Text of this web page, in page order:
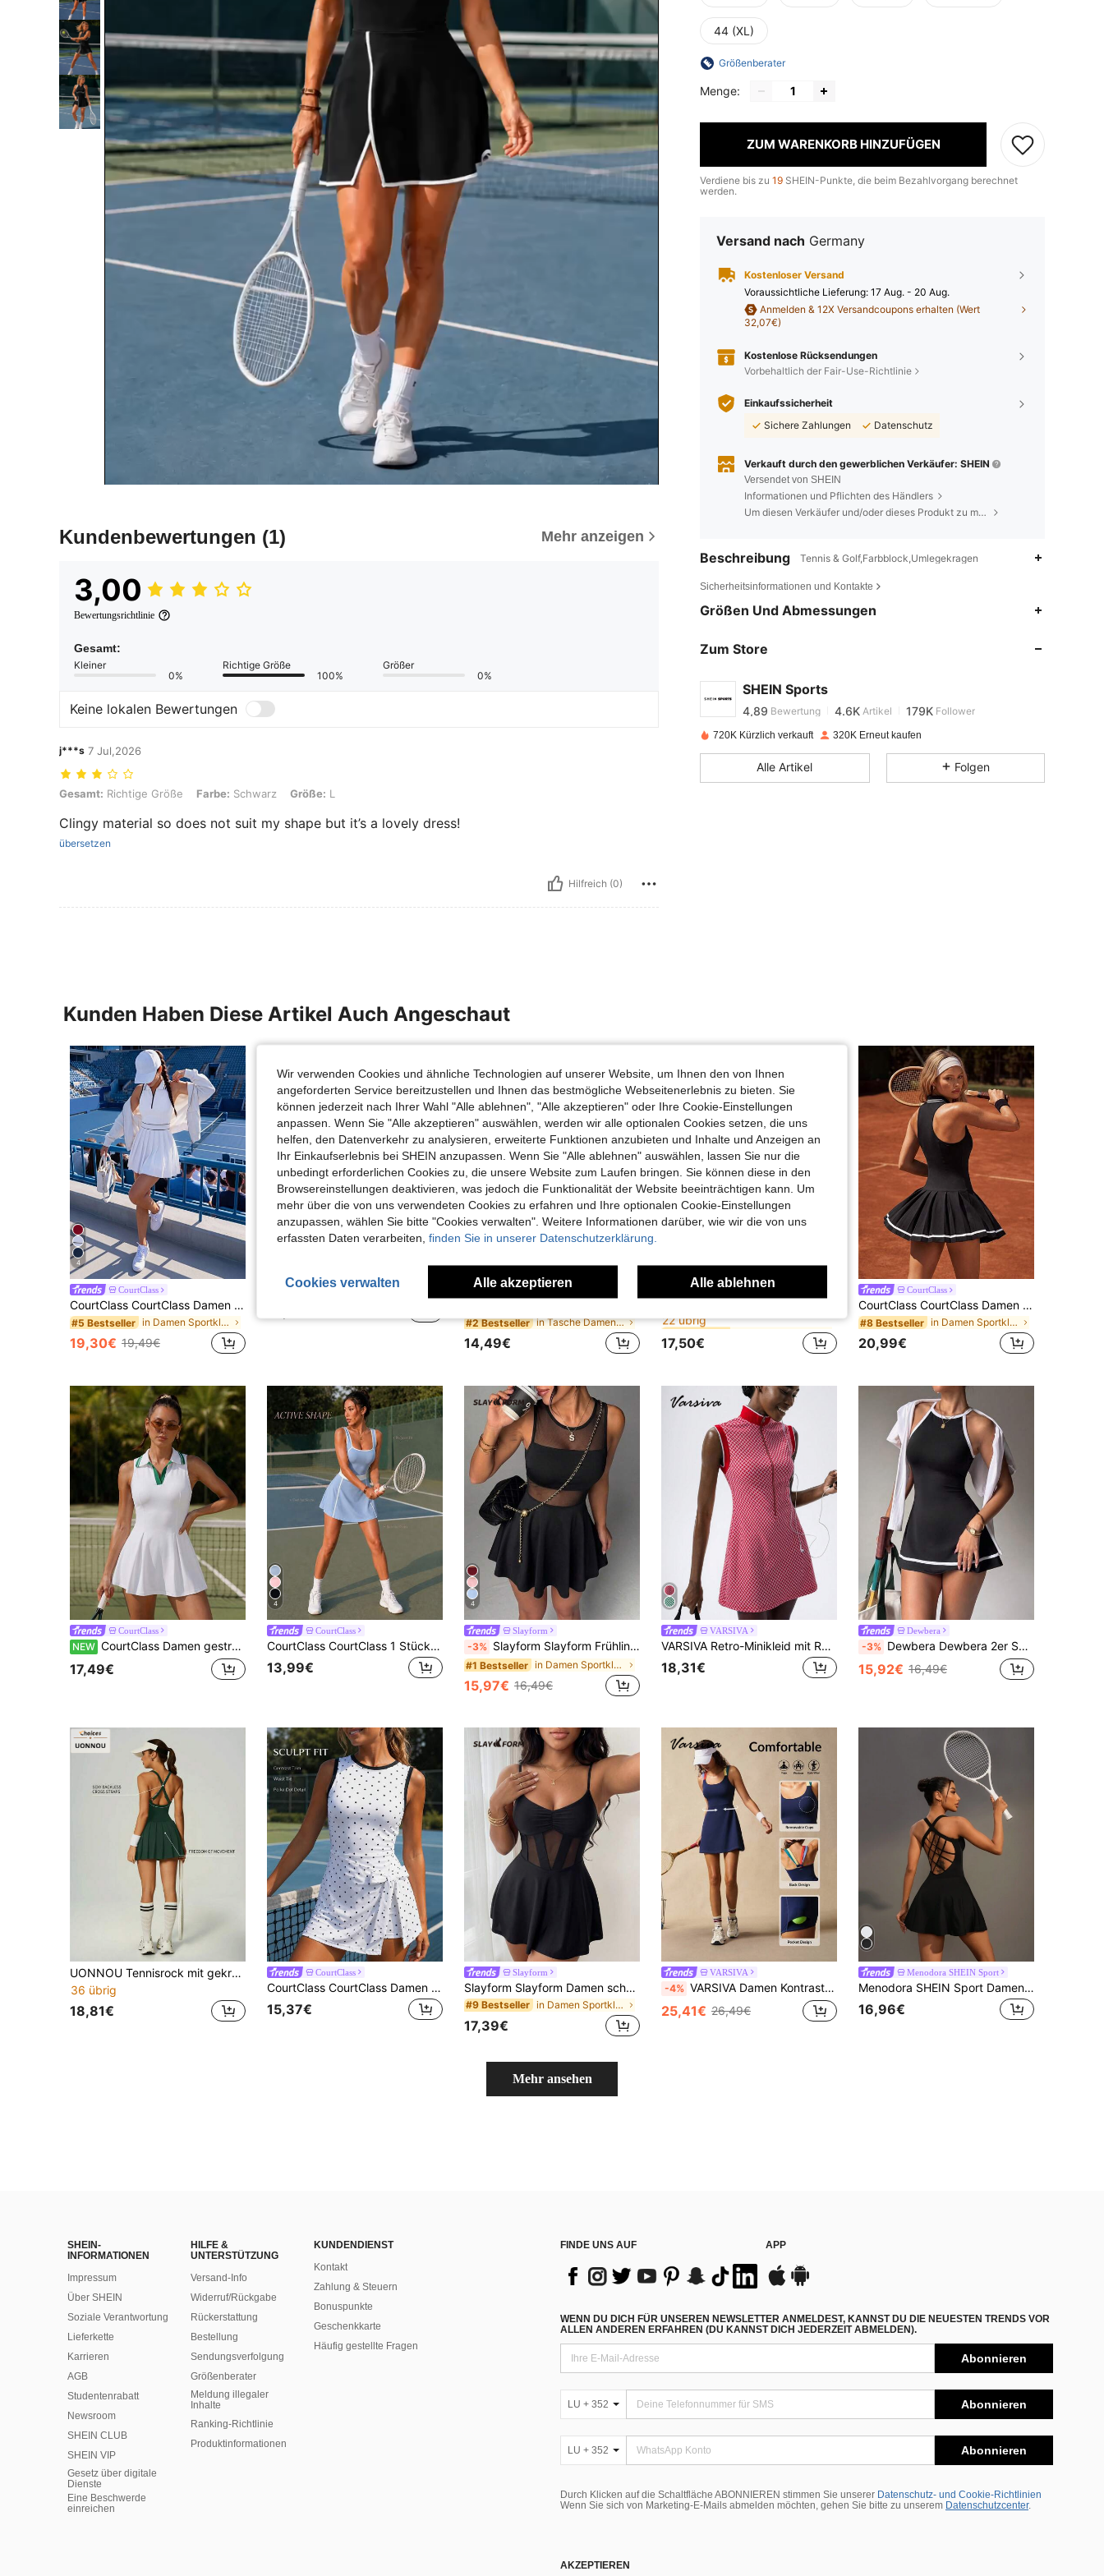
Kundenbewertungen (1) Mehr anzeigen
3,00
Bewertungsrichtlinie
Gesamt:
Kleiner
0%
Richtige Größe
100%
Größer
0%
Keine lokalen Bewertungen
j***s 7 Jul,2026
Gesamt: Richtige Größe, Farbe: Schwarz, Größe: L
Gesamt: Richtige Größe Farbe: Schwarz Größe: L
Clingy material so does not suit my shape but it’s a lovely dress!
übersetzen
Hilfreich (0)
44 (XL)
Größenberater
Menge:
ZUM WARENKORB HINZUFÜGEN
Verdiene bis zu 19 SHEIN-Punkte, die beim Bezahlvorgang berechnet
werden.
Versand nach Germany
Kostenloser Versand
Voraussichtliche Lieferung: 17 Aug. - 20 Aug.
Anmelden & 12X Versandcoupons erhalten (Wert
32,07€)
Kostenlose Rücksendungen
Vorbehaltlich der Fair-Use-Richtlinie
Einkaufssicherheit
Sichere Zahlungen
Datenschutz
Verkauft durch den gewerblichen Verkäufer: SHEIN
Versendet von SHEIN
Informationen und Pflichten des Händlers
Um diesen Verkäufer und/oder dieses Produkt zu melden
Beschreibung Tennis & Golf,Farbblock,Umlegekragen
Sicherheitsinformationen und Kontakte
Größen Und Abmessungen
Zum Store
SHEIN Sports
4,89 4.6K
4,89 Bewertung 4.6K Artikel 179K Follower
4,89
179K
720K Kürzlich verkauft 320K Erneut kaufen
Alle Artikel Folgen
Kunden Haben Diese Artikel Auch Angeschaut
4
CourtClass
CourtClass CourtClass Damen Einfarbiges Ärmelloses Lässig Sport Kleid, modisch für Sommersportkleid
#5 Bestseller in Damen Sportkleider
19,30€ 19,49€
Dewbera
#2 Bestseller in Tasche Damen Sportkleider
14,49€
NcmRyu Live
#8 Bestseller in Tasche Damen Sportkleider
#8 Bestseller in Tasche Damen Sportkleider
22 übrig
#8 Bestseller in Tasche Damen Sportkleider
22 übrig
#8 Bestseller in Tasche Damen Sportkleider
17,50€
CourtClass
CourtClass CourtClass Damen gestreiftes Plissee-Saum-Fitness-Ärmelloses Sportkleid, Athletikkleid für den täglichen Gebrauch
#8 Bestseller in Damen Sportkleider
20,99€
CourtClass
NEW CourtClass Damen gestreiftes ärmelloses Sportkleid mit Kragen
17,49€
4
CourtClass
CourtClass CourtClass 1 Stück Damen Sportkleid mit Nähten, Anti-Exposition, Farbblock, figurbetont, geeignet für Laufen, Fitness, Workout, Yoga
13,99€
4
Slayform
-3% Slayform Slayform Frühling/Sommer Damen Sportkleid, Schwarz Sexy Front Kontrast Mesh, Großer Rundhalsausschnitt, Rüschensaum, Y-Rücken Träger, Abnehmbare Futtershorts und Taschen, Geeignet für tägliche Lässig, Laufen, Yoga, Fitnessstudio, Tennis, Golf
#1 Bestseller in Damen Sportkleider
15,97€ 16,49€
VARSIVA
VARSIVA Retro-Minikleid mit Reißverschluss und Zickzack-Muster, ärmellose Slim Fit Aktivkleidung für Damen
18,31€
Dewbera
-3% Dewbera Dewbera 2er Set Damen Sportkleid für Frühling/Sommer, Farbblock-Design mit Neckholder, Rückengurt mit Schnalle, ärmellos mit Cut-outs, gestreifter Farbblock-Saum, abnehmbare Innenshorts und Taschen, geeignet für Alltag, Laufen, Yoga, Fitnessstudio, Tennis, Golf
15,92€ 16,49€
UONNOU Tennisrock mit gekreuztem Rücken und plissiertem Saum, Sportrock mit integrierter Shorts, geeignet für Golf und Fitness
36 übrig
18,81€
CourtClass
CourtClass CourtClass Damen Vintage Polka Dot ärmelloses Minikleid mit Bindegürtel, schmale Passform, Sommerkleid für den Urlaub
15,37€
Slayform
Slayform Slayform Damen schwarzes Sommer sexy Party eng anliegendes Sportkleid, Mesh-Einsätze Spaghettiträger Kreuzrücken, abnehmbare Shorts mit Taschen, Yoga Fitness Tennis
#9 Bestseller in Damen Sportkleider
17,39€
VARSIVA
-4% VARSIVA Damen Kontrast-Farben Taschen-Gurt Sport Kleid
25,41€ 26,49€
Menodora SHEIN Sport
Menodora SHEIN Sport Damen Rückenfrei Neckholder Sport Kleid, einfarbiges Athletik Kleid
16,96€
Mehr ansehen
SHEIN-
INFORMATIONEN
Impressum
Über SHEIN
Soziale Verantwortung
Lieferkette
Karrieren
AGB
Studentenrabatt
Newsroom
SHEIN CLUB
SHEIN VIP
Gesetz über digitale
Dienste
Eine Beschwerde
einreichen
HILFE &
UNTERSTÜTZUNG
Versand-Info
Widerruf/Rückgabe
Rückerstattung
Bestellung
Sendungsverfolgung
Größenberater
Meldung illegaler
Inhalte
Ranking-Richtlinie
​Produktinformationen
KUNDENDIENST
Kontakt
Zahlung & Steuern
Bonuspunkte
Geschenkkarte
Häufig gestellte Fragen
FINDE UNS AUF APP
WENN DU DICH FÜR UNSEREN NEWSLETTER ANMELDEST, KANNST DU DIE NEUESTEN TRENDS VOR
ALLEN ANDEREN ERFAHREN (DU KANNST DICH JEDERZEIT ABMELDEN).
Abonnieren
LU + 352 Abonnieren
LU + 352 Abonnieren
Durch Klicken auf die Schaltfläche ABONNIEREN stimmen Sie unserer Datenschutz- und Cookie-Richtlinien
Wenn Sie sich von Marketing-E-Mails abmelden möchten, gehen Sie bitte zu unserem Datenschutzcenter.
AKZEPTIEREN
Wir verwenden Cookies und ähnliche Technologien auf unserer Website, um Ihnen den von Ihnen
angeforderten Service bereitzustellen und Ihnen das bestmögliche Webseitenerlebnis zu bieten. Sie
können jederzeit nach Ihrer Wahl "Alle ablehnen", "Alle akzeptieren" oder Ihre Cookie-Einstellungen
anpassen. Wenn Sie "Alle akzeptieren" auswählen, werden wir alle optionalen Cookies setzen, die uns
helfen, den Datenverkehr zu analysieren, erweiterte Funktionen anzubieten und Inhalte und Anzeigen an
Ihr Einkaufserlebnis bei SHEIN anzupassen. Wenn Sie "Alle ablehnen" auswählen, lassen Sie nur die
unbedingt erforderlichen Cookies zu, die unsere Website zum Laufen bringen. Sie können diese in den
Browsereinstellungen deaktivieren, was jedoch die Funktionalität der Website beeinträchtigen kann. Um
mehr über die von uns verwendeten Cookies zu erfahren und Ihre optionalen Cookie-Einstellungen
anzupassen, wählen Sie bitte "Cookies verwalten". Weitere Informationen darüber, wie wir die von uns
erfassten Daten verarbeiten, finden Sie in unserer Datenschutzerklärung.
Cookies verwalten Alle akzeptieren Alle ablehnen